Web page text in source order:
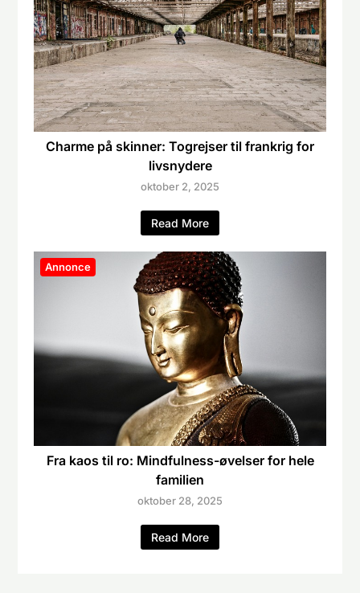
Charme på skinner: Togrejser til frankrig for
livsnydere
oktober 2, 2025
Read More
Annonce
Fra kaos til ro: Mindfulness-øvelser for hele
familien
oktober 28, 2025
Read More